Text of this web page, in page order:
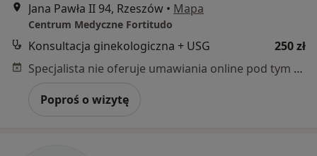
Jana Pawła II 94, Rzeszów • Mapa
Centrum Medyczne Fortitudo
Konsultacja ginekologiczna + USG
250 zł
Specjalista nie oferuje umawiania online pod tym adresem.
Poproś o wizytę